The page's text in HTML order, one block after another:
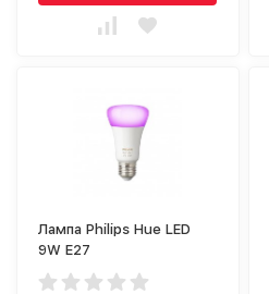
Лампа Philips Hue LED
9W E27